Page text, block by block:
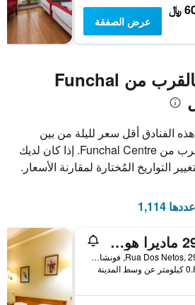
﷼
عرض الصفقة
أرخص الفنادق بالقرب من Funchal
الفنادق أقل سعر لليلة من بين
الفنادق التي وجدناها بالقرب من Funchal Centre. إذا كان لديك
التواريخ المُختارة لمقارنة الأسعار.
1,114
29 ماديرا هوستل
Rua Dos Netos, 29, فونشال, جزر ماديرا, البرتغال
عن وسط المدينة